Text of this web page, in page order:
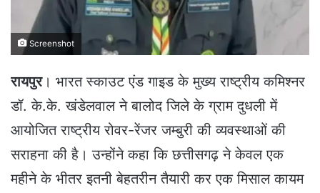
i
Screenshot
रायपुर। भारत स्काउट एंड गाइड के मुख्य राष्ट्रीय कमिश्नर
डॉ. के.के. खंडेलवाल ने बालोद जिले के ग्राम दुधली में
आयोजित राष्ट्रीय रोवर-रेंजर जम्बुरी की व्यवस्थाओं की
सराहना की है। उन्होंने कहा कि छत्तीसगढ़ ने केवल एक
महीने के भीतर इतनी बेहतरीन तैयारी कर एक मिसाल कायम